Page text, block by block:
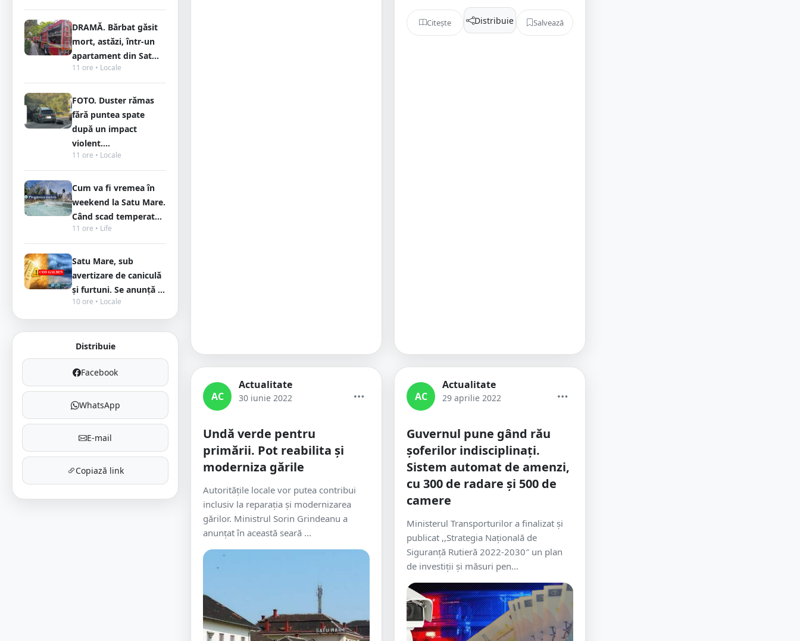
DRAMĂ. Bărbat găsit
mort, astăzi, într-un
apartament din Sat...
11 ore • Locale
FOTO. Duster rămas
fără puntea spate
după un impact
violent....
11 ore • Locale
Cum va fi vremea în
weekend la Satu Mare.
Când scad temperat...
11 ore • Life
Satu Mare, sub
avertizare de caniculă
și furtuni. Se anunță ...
10 ore • Locale
Distribuie
Facebook
WhatsApp
E-mail
Copiază link
Citește Distribuie Salvează
AC
Actualitate
30 iunie 2022
Undă verde pentru
primării. Pot reabilita și
moderniza gările
Autoritățile locale vor putea contribui
inclusiv la reparația și modernizarea
gărilor. Ministrul Sorin Grindeanu a
anunțat în această seară ...
AC
Actualitate
29 aprilie 2022
Guvernul pune gând rău
șoferilor indisciplinați.
Sistem automat de amenzi,
cu 300 de radare și 500 de
camere
Ministerul Transporturilor a finalizat și
publicat ,,Strategia Națională de
Siguranță Rutieră 2022-2030″ un plan
de investiții și măsuri pen...